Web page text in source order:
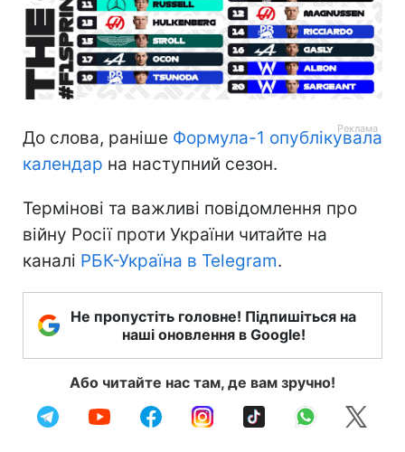
До слова, раніше Формула-1 опублікувала
календар на наступний сезон.
Термінові та важливі повідомлення про
війну Росії проти України читайте на
каналі РБК-Україна в Telegram.
Не пропустіть головне! Підпишіться на
наші оновлення в Google!
Або читайте нас там, де вам зручно!